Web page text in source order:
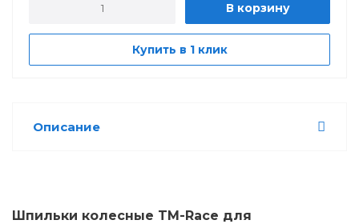
В корзину
Купить в 1 клик
Описание
Шпильки колесные TM-Race для